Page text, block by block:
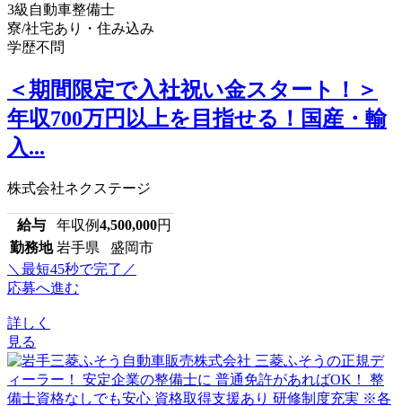
3級自動車整備士
寮/社宅あり・住み込み
学歴不問
＜期間限定で入社祝い金スタート！＞
年収700万円以上を目指せる！国産・輸
入...
株式会社ネクステージ
給与 年収例4,500,000円
勤務地 岩手県 盛岡市
＼最短45秒で完了／
応募へ進む
詳しく
見る